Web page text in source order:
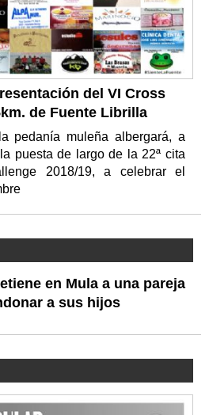
del VI Cross
de Fuente Librilla
pedanía muleña albergará, a
puesta de largo de la 22ª cita
2018/19, a celebrar el
en Mula a una pareja
a sus hijos